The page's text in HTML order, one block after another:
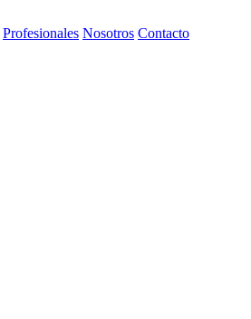
Profesionales Nosotros Contacto